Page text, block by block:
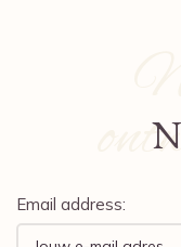
Email address: